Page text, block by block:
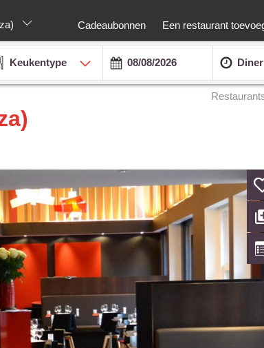
Cadeaubonnen Een restaurant
Keukentype Diner